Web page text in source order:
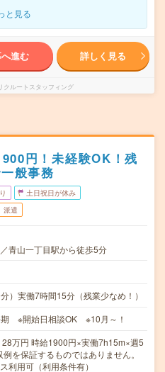
と見る
進む 詳しく見る
クルートスタッフィング
円！未経験OK！残
般事務
土日祝日が休み
派遣
青山一丁目駅から徒歩5分
）実働7時間15分（残業少なめ！）
※開始日相談OK ※10月～！
万円 時給1900円×実働7h15m×週5
を保証するものではありません。
利用可（利用条件有）